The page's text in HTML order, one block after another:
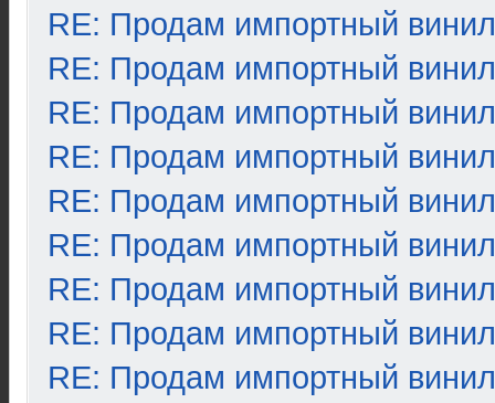
RE: Продам импортный винил
RE: Продам импортный винил
RE: Продам импортный винил
RE: Продам импортный винил
RE: Продам импортный винил
RE: Продам импортный винил
RE: Продам импортный винил
RE: Продам импортный винил
RE: Продам импортный винил